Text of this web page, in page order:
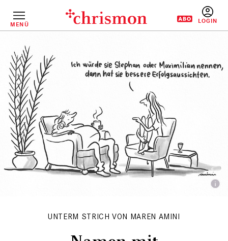
InhaltMENÜ
UNTERM STRICH VON MAREN AMINI